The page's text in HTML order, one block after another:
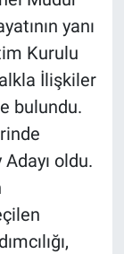
yanı
Kurulu
İlişkiler
bulundu.
oldu.